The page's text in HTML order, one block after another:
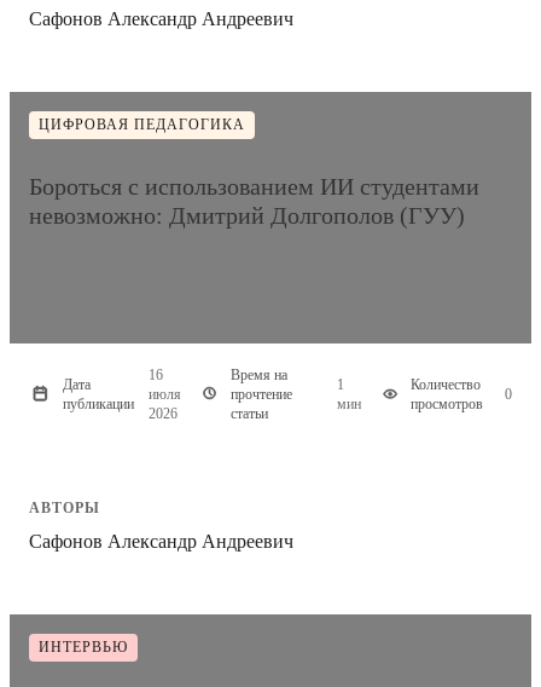
Сафонов Александр Андреевич
ЦИФРОВАЯ ПЕДАГОГИКА
Бороться с использованием ИИ студентами
невозможно: Дмитрий Долгополов (ГУУ)
Дата
публикации
16
июля
2026
Время на
прочтение
статьи
1
мин
Количество
просмотров
0
АВТОРЫ
Сафонов Александр Андреевич
ИНТЕРВЬЮ